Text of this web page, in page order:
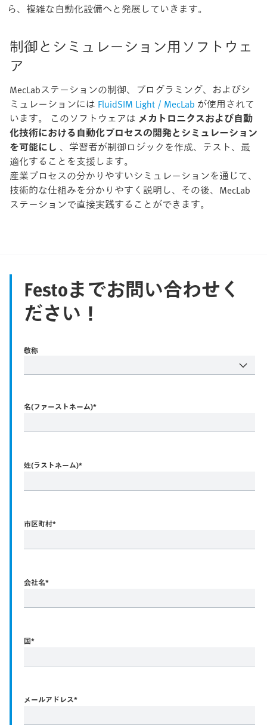
ら、複雑な自動化設備へと発展していきます。
制御とシミュレーション用ソフトウェ
ア
MecLabステーションの制御、プログラミング、およびシ
ミュレーションには FluidSIM Light / MecLab が使用されて
います。 このソフトウェアは メカトロニクスおよび自動
化技術における自動化プロセスの開発とシミュレーション
を可能にし 、学習者が制御ロジックを作成、テスト、最
適化することを支援します。
産業プロセスの分かりやすいシミュレーションを通じて、
技術的な仕組みを分かりやすく説明し、その後、MecLab
ステーションで直接実践することができます。
Festoまでお問い合わせく
ださい！
敬称
名(ファーストネーム)*
姓(ラストネーム)*
市区町村*
会社名*
国*
メールアドレス*